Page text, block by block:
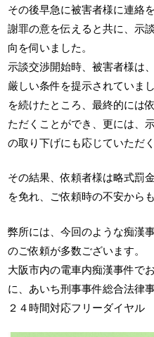
その後早急に被害者様に連絡
謝罪の意を伝えると共に、示
向を伺いました。
示談交渉開始時、被害者様は
厳しい条件を提示されていま
を続けたところ、最終的には
ただくことができ、更には、
の取り下げにも応じていただ
その結果、依頼者様は略式罰
を免れ、ご依頼時の不安から
弊所には、今回のような痴漢
のご依頼が多数ございます。
大阪市内の電車内痴漢事件で
に、あいち刑事事件総合法律
２４時間対応フリーダイヤル